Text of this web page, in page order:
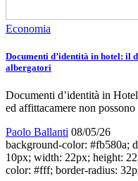
Economia
Documenti d’identità in hotel: il
albergatori
Documenti d’identità in
ed affittacamere non
Paolo Ballanti 08/05/26
background-color: #fb580a;
10px; width: 22px; height:
color: #fff; border-radius: